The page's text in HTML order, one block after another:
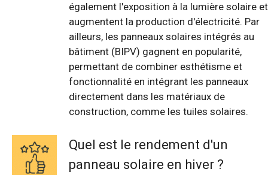
également l'exposition à la lumière solaire et
augmentent la production d'électricité. Par
ailleurs, les panneaux solaires intégrés au
bâtiment (BIPV) gagnent en popularité,
permettant de combiner esthétisme et
fonctionnalité en intégrant les panneaux
directement dans les matériaux de
construction, comme les tuiles solaires.
Quel est le rendement d'un
panneau solaire en hiver ?